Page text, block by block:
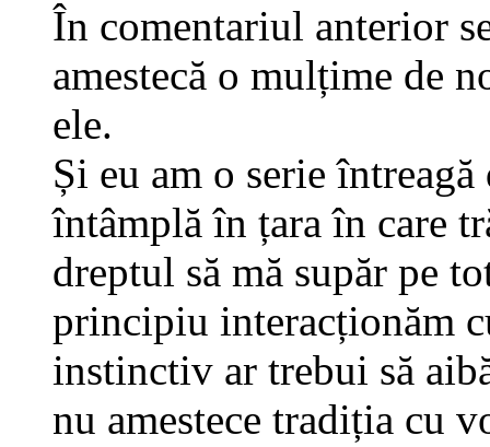
În comentariul anterior
amestecă o mulțime de
ele.
Și eu am o serie
întâmplă în țara în care
dreptul să mă supăr pe
principiu interacționăm
instinctiv ar trebui să
nu amestece tradiția cu